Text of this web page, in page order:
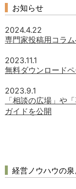
お知らせ
2024.4.22
専門家投稿用コラ
2023.11.1
無料ダウンロード
2023.9.1
「相談の広場」や
ガイドを公開
経営ノウハウの